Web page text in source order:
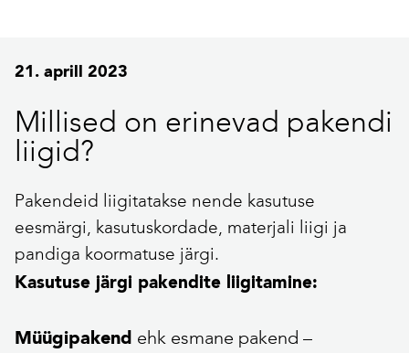
21. aprill 2023
Millised on erinevad pakendi
liigid?
Pakendeid liigitatakse nende kasutuse
eesmärgi, kasutuskordade, materjali liigi ja
pandiga koormatuse järgi.
Kasutuse järgi pakendite liigitamine:
Müügipakend ehk esmane pakend –